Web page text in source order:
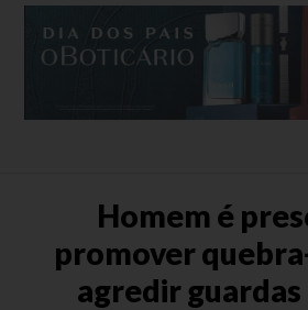
Homem é
promover
agredir guardas